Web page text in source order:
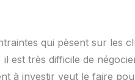
qui pèsent sur les
est très difficile de
à investir veut le faire